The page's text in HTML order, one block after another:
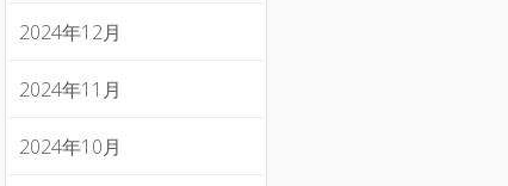
2024年12月
2024年11月
2024年10月